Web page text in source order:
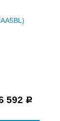
592 Р